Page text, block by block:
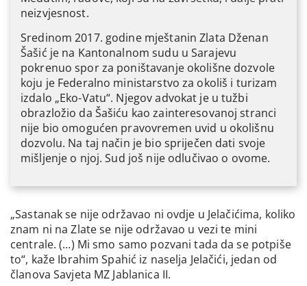
neizvjesnost.
Sredinom 2017. godine mještanin Zlata Dženan
Šašić je na Kantonalnom sudu u Sarajevu
pokrenuo spor za poništavanje okolišne dozvole
koju je Federalno ministarstvo za okoliš i turizam
izdalo „Eko-Vatu“. Njegov advokat je u tužbi
obrazložio da Šašiću kao zainteresovanoj stranci
nije bio omogućen pravovremen uvid u okolišnu
dozvolu. Na taj način je bio spriječen dati svoje
mišljenje o njoj. Sud još nije odlučivao o ovome.
„Sastanak se nije održavao ni ovdje u Jelačićima, koliko
znam ni na Zlate se nije održavao u vezi te mini
centrale. (…) Mi smo samo pozvani tada da se potpiše
to“, kaže Ibrahim Spahić iz naselja Jelačići, jedan od
članova Savjeta MZ Jablanica II.